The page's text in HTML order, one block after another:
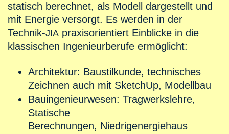
statisch berechnet, als Modell dargestellt und
mit Energie versorgt. Es werden in der
Technik-JIA praxisorientiert Einblicke in die
klassischen Ingenieurberufe ermöglicht:
Architektur: Baustilkunde, technisches
Zeichnen auch mit SketchUp, Modellbau
Bauingenieurwesen: Tragwerkslehre,
Statische
Berechnungen, Niedrigenergiehaus